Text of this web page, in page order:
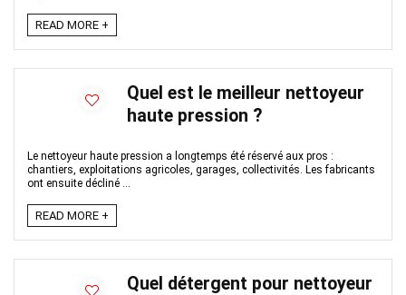
READ MORE +
Quel est le meilleur nettoyeur
haute pression ?
Le nettoyeur haute pression a longtemps été réservé aux pros :
chantiers, exploitations agricoles, garages, collectivités. Les fabricants
ont ensuite décliné ...
READ MORE +
Quel détergent pour nettoyeur